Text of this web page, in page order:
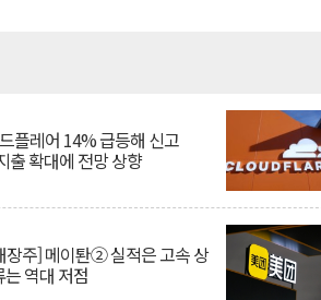
플레어 14% 급등해 신고
출 확대에 전망 상향
장주] 메이퇀② 실적은 고속 상
는 역대 저점